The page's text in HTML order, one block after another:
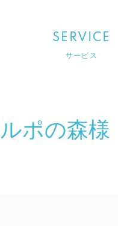
SERVICE
サービス
ルポの森